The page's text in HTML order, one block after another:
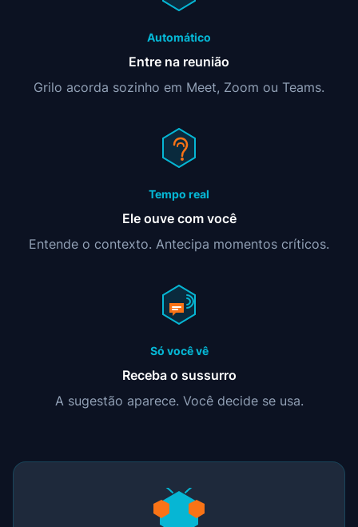
Automático
Entre na reunião
Grilo acorda sozinho em Meet, Zoom ou Teams.
Tempo real
Ele ouve com você
Entende o contexto. Antecipa momentos críticos.
Só você vê
Receba o sussurro
A sugestão aparece. Você decide se usa.